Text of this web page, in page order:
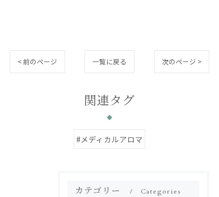
< 前のページ 一覧に戻る 次のページ >
関連タグ
#メディカルアロマ
カテゴリー Categories